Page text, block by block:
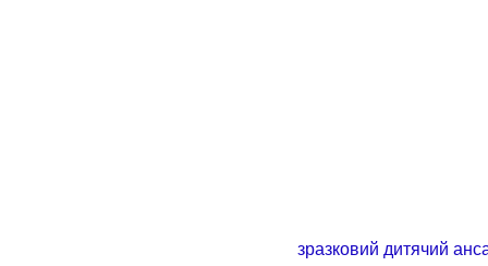
зразковий дитячий